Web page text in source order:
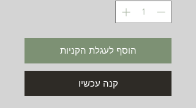
הוסף לעגלת הקניות
קנה עכשיו